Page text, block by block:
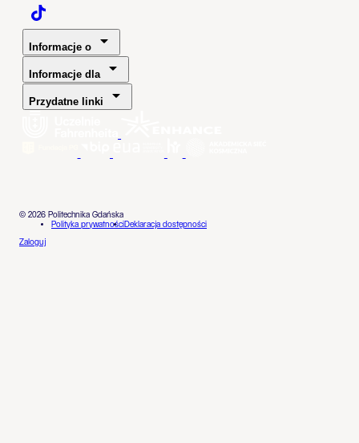
Politechnika Gdańska - TaikTok
Informacje o
Informacje dla
Przydatne linki
© 2026 Politechnika Gdańska
Polityka prywatnościDeklaracja dostępności
Zaloguj